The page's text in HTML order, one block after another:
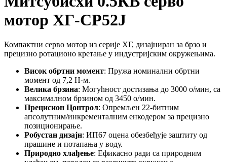
мотор ХГ-СР52Ј
Компактни серво мотор из серије ХГ, дизајниран за брзо и
прецизно ротационо кретање у индустријским окружењима.
Висок обртни момент: Пружа номинални обртни
момент од 7,2 Н·м.
Велика брзина: Могућност достизања до 3000 о/мин, са
максималном брзином од 3450 о/мин.
Прецисион Цонтрол: Опремљен 22-битним
апсолутним/инкременталним енкодером за прецизно
позиционирање.
Робустан дизајн: ИП67 оцена обезбеђује заштиту од
прашине и потапања у воду.
Природно хлађење: Ефикасно ради са природним